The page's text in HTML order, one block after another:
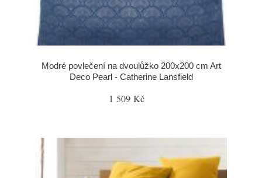
Modré povlečení na dvoulůžko 200x200 cm Art
Deco Pearl - Catherine Lansfield
1 509 Kč